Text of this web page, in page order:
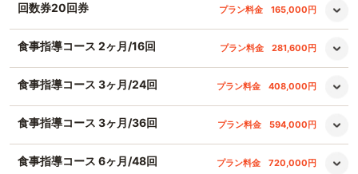
回数券20回券 プラン料金 165,000円
食事指導コース 2ヶ月/16回 プラン料金 281,600円
食事指導コース 3ヶ月/24回 プラン料金 408,000円
食事指導コース 3ヶ月/36回 プラン料金 594,000円
食事指導コース 6ヶ月/48回 プラン料金 720,000円